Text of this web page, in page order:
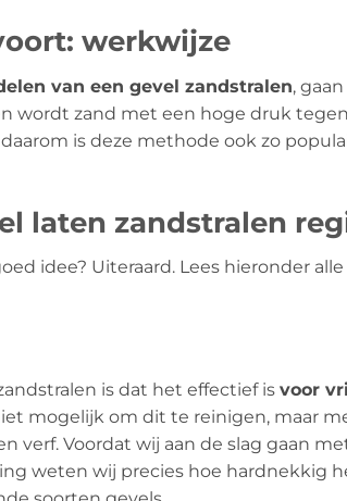
werkwijze
van een gevel zandstralen,
wordt zand met een hoge druk
is deze methode ook zo
laten zandstralen
idee? Uiteraard. Lees hieronder
is dat het effectief is voor
mogelijk om dit te reinigen, maar
verf. Voordat wij aan de slag gaan
weten wij precies hoe hardnekkig